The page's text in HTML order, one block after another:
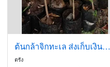
ต้นกล้าจิกทะเล ส่งเก็บเงินปลายทาง
ตรัง